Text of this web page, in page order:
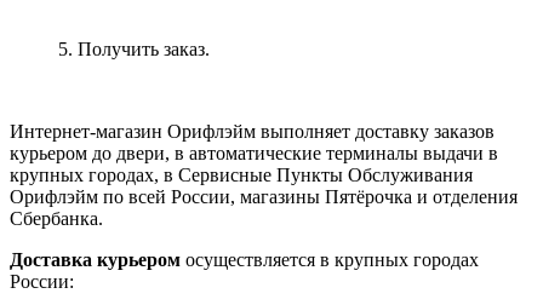
5. Получить заказ.
Интернет-магазин Орифлэйм выполняет доставку заказов
курьером до двери, в автоматические терминалы выдачи в
крупных городах, в Сервисные Пункты Обслуживания
Орифлэйм по всей России, магазины Пятёрочка и отделения
Сбербанка.
Доставка курьером осуществляется в крупных городах
России: